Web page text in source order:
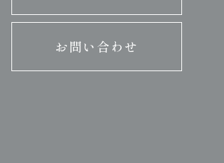
お問い合わせ